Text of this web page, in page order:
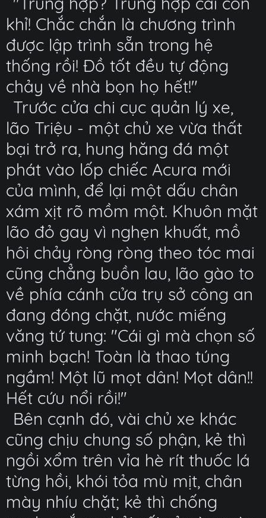
khỉ! Chắc chắn là chương trình
được lập trình sẵn trong hệ
thống rồi! Đồ tốt đều tự động
chảy về nhà bọn họ hết!"
Trước cửa chi cục quản lý xe,
lão Triệu - một chủ xe vừa thất
bại trở ra, hung hăng đá một
phát vào lốp chiếc Acura mới
của mình, để lại một dấu chân
xám xịt rõ mồm một. Khuôn mặt
lão đỏ gay vì nghẹn khuất, mồ
hôi chảy ròng ròng theo tóc mai
cũng chẳng buồn lau, lão gào to
về phía cánh cửa trụ sở công an
đang đóng chặt, nước miếng
văng tứ tung: "Cái gì mà chọn số
minh bạch! Toàn là thao túng
ngầm! Một lũ mọt dân! Mọt dân!!
Hết cứu nổi rồi!"
Bên cạnh đó, vài chủ xe khác
cũng chịu chung số phận, kẻ thì
ngồi xổm trên vỉa hè rít thuốc lá
từng hồi, khói tỏa mù mịt, chân
mày nhíu chặt; kẻ thì chống